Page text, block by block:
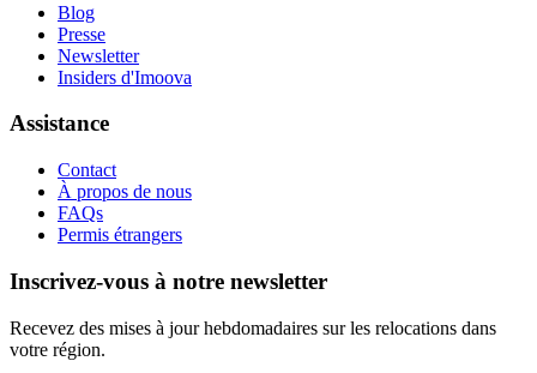
Blog
Presse
Newsletter
Insiders d'Imoova
Assistance
Contact
À propos de nous
FAQs
Permis étrangers
Inscrivez-vous à notre newsletter
Recevez des mises à jour hebdomadaires sur les relocations dans
votre région.